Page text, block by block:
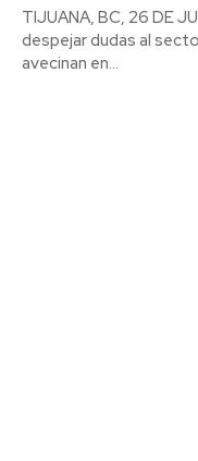
TIJUANA, BC, 26 DE
despejar dudas al
avecinan en...